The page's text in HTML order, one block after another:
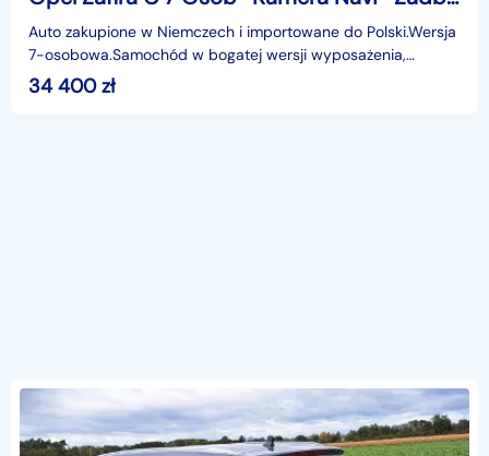
Auto zakupione w Niemczech i importowane do Polski.Wersja
7-osobowa.Samochód w bogatej wersji wyposażenia,
posiadana między innymi: Navi, kamera cofania, hak, c
34 400zł